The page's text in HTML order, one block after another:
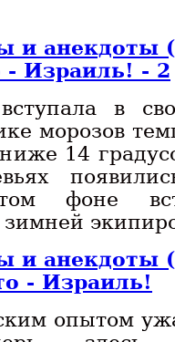
и анекдоты
- Израиль! - 2
в
морозов
14
фоне
и анекдоты
- Израиль!
опытом